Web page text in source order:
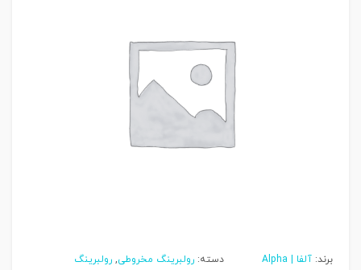
برند: آلفا | Alpha دسته: رولبرینگ مخروطی, رولبرینگ